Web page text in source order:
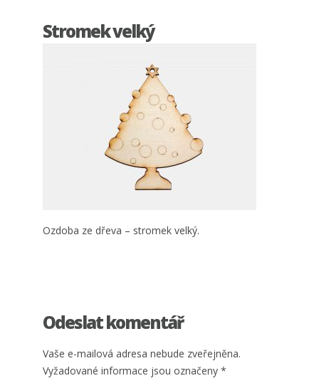
Stromek velký
Ozdoba ze dřeva – stromek velký.
Odeslat komentář
Vaše e-mailová adresa nebude zveřejněna.
Vyžadované informace jsou označeny *